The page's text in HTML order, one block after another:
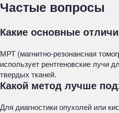
Частые вопросы
Какие основные
МРТ (магнитно-резонансная
использует рентгеновские лучи
твердых тканей.
Какой метод лучше
Для диагностики опухолей или